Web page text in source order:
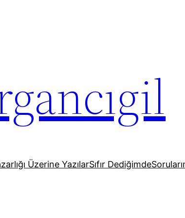
Üzerine YazılarSıfır Dediğimde